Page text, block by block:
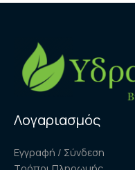
Λογαριασμός
Εγγραφή / Σύνδεση